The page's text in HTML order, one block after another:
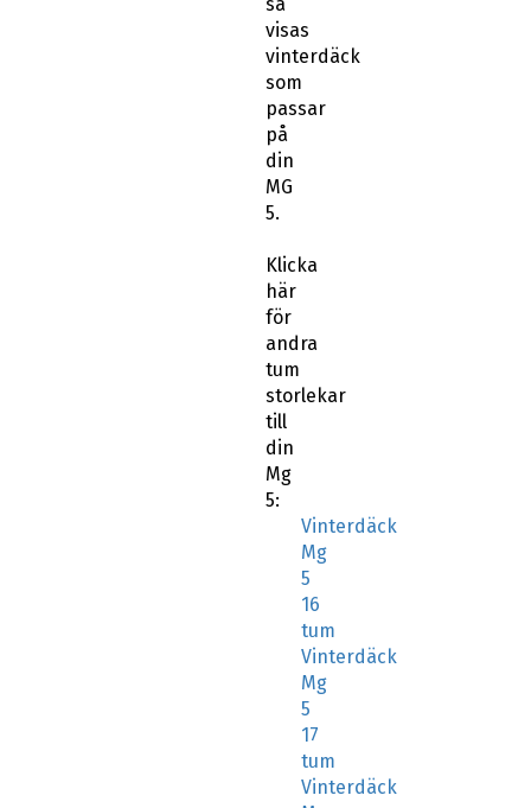
visas
vinterdäck
som
passar
på
din
MG
5.
Klicka
här
för
andra
tum
storlekar
till
din
Mg
5:
Vinterdäck
Mg
5
16
tum
Vinterdäck
Mg
5
17
tum
Vinterdäck